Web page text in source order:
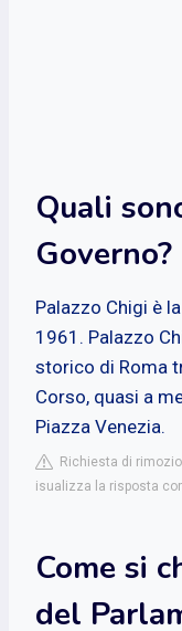
Quali
Governo?
Palazzo Chigi è
1961. Palazzo
storico di Roma
Corso, quasi a
Piazza Venezia.
Richiesta di
isualizza la risposta
Come si
del